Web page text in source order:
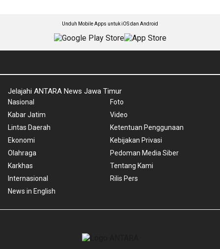
Unduh Mobile Apps untuk iOS dan Android
Jelajahi ANTARA News Jawa Timur
Nasional
Kabar Jatim
Lintas Daerah
Ekonomi
Olahraga
Karkhas
Internasional
News in English
Foto
Video
Ketentuan Penggunaan
Kebijakan Privasi
Pedoman Media Siber
Tentang Kami
Rilis Pers